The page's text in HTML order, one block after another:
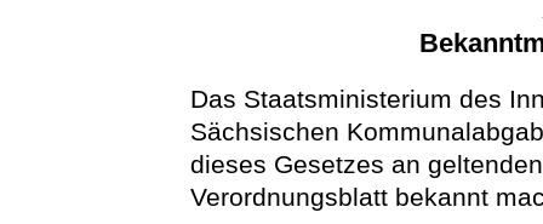
Das Staatsministerium des
Sächsischen
dieses Gesetzes an
Verordnungsblatt bekannt